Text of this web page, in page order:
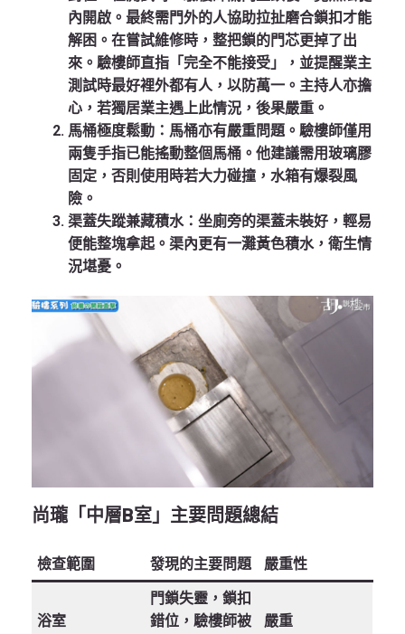
內開啟。最終需門外的人協助拉扯磨合鎖扣才能
解困。在嘗試維修時，整把鎖的門芯更掉了出
來。驗樓師直指「完全不能接受」，並提醒業主
測試時最好裡外都有人，以防萬一。主持人亦擔
心，若獨居業主遇上此情況，後果嚴重。
馬桶極度鬆動：馬桶亦有嚴重問題。驗樓師僅用
兩隻手指已能搖動整個馬桶。他建議需用玻璃膠
固定，否則使用時若大力碰撞，水箱有爆裂風
險。
渠蓋失蹤兼藏積水：坐廁旁的渠蓋未裝好，輕易
便能整塊拿起。渠內更有一灘黃色積水，衛生情
況堪憂。
尚瓏「中層B室」主要問題總結
檢查範圍 發現的主要問題 嚴重性
浴室
門鎖失靈，鎖扣
錯位，驗樓師被
嚴重